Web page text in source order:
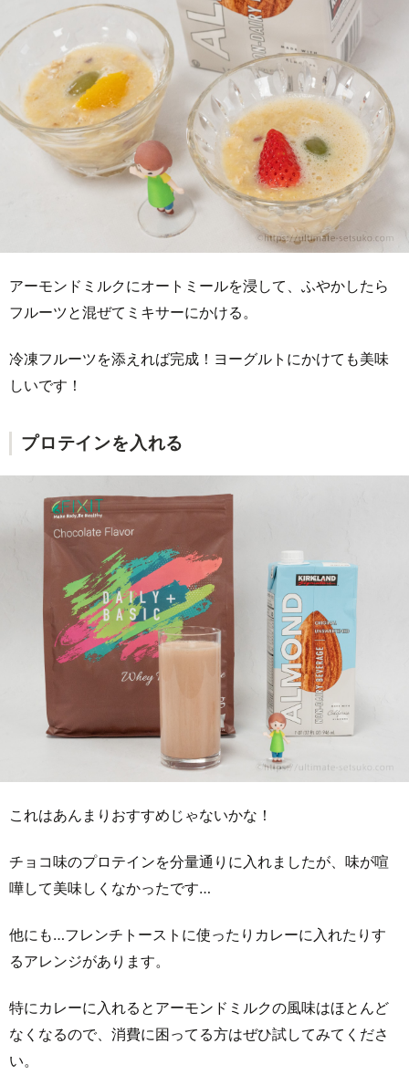
アーモンドミルクにオートミールを浸して、ふやかしたら
フルーツと混ぜてミキサーにかける。
冷凍フルーツを添えれば完成！ヨーグルトにかけても美味
しいです！
プロテインを入れる
これはあんまりおすすめじゃないかな！
チョコ味のプロテインを分量通りに入れましたが、味が喧
嘩して美味しくなかったです…
他にも…フレンチトーストに使ったりカレーに入れたりす
るアレンジがあります。
特にカレーに入れるとアーモンドミルクの風味はほとんど
なくなるので、消費に困ってる方はぜひ試してみてくださ
い。